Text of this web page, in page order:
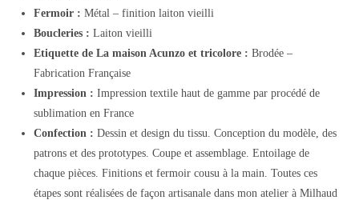
Fermoir : Métal – finition laiton vieilli
Boucleries : Laiton vieilli
Etiquette de La maison Acunzo et tricolore : Brodée –
Fabrication Française
Impression : Impression textile haut de gamme par procédé de
sublimation en France
Confection : Dessin et design du tissu. Conception du modèle, des
patrons et des prototypes. Coupe et assemblage. Entoilage de
chaque pièces. Finitions et fermoir cousu à la main. Toutes ces
étapes sont réalisées de façon artisanale dans mon atelier à Milhaud